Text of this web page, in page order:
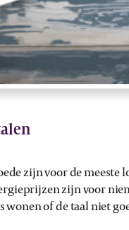
zijn voor de
zijn voor
of de taal niet